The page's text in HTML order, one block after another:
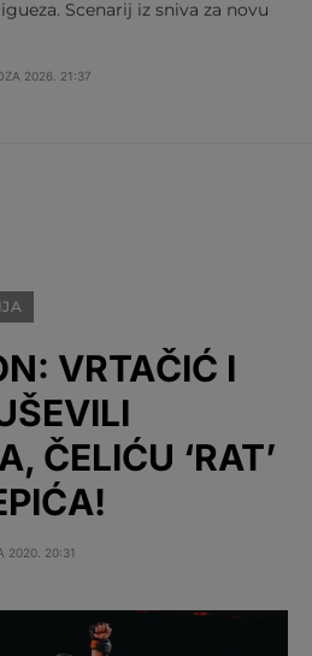
Scenarij iz sniva za novu
2026. 21:37
VRTAČIĆ I
ČELIĆU ‘RAT’
2020. 20:31